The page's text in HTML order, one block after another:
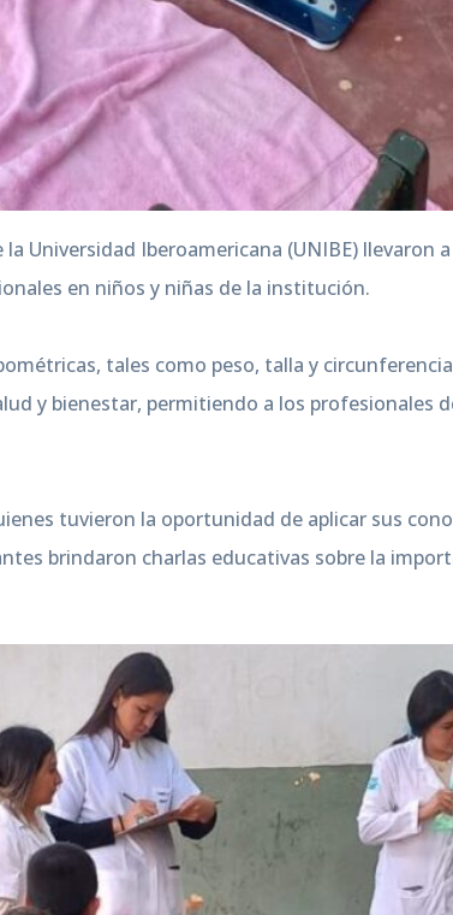
Iberoamericana (UNIBE) llevaron
en niños y niñas de la institución.
tales como peso, talla y
y bienestar, permitiendo a los profesionales
tuvieron la oportunidad de aplicar sus
brindaron charlas educativas sobre la